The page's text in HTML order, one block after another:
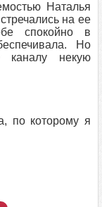
Наталья
на ее
спокойно в
Но
каналу некую
по которому я